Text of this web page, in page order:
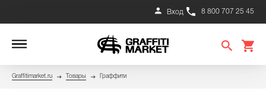
8 800 707 25 45
Вход
Graffitimarket.ru Товары Граффити